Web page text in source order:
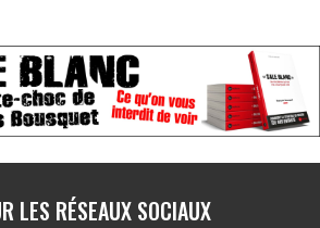
LES RÉSEAUX SOCIAUX